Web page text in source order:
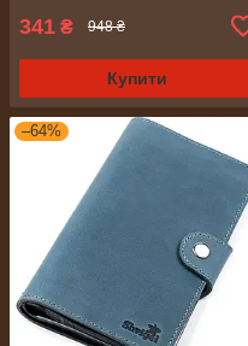
341 ₴ 948 ₴
Купити
–64%